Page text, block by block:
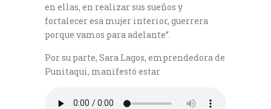
en ellas, en realizar sus sueños y
fortalecer esa mujer interior, guerrera
porque vamos para adelante”.
Por su parte, Sara Lagos, emprendedora de
Punitaqui, manifestó estar